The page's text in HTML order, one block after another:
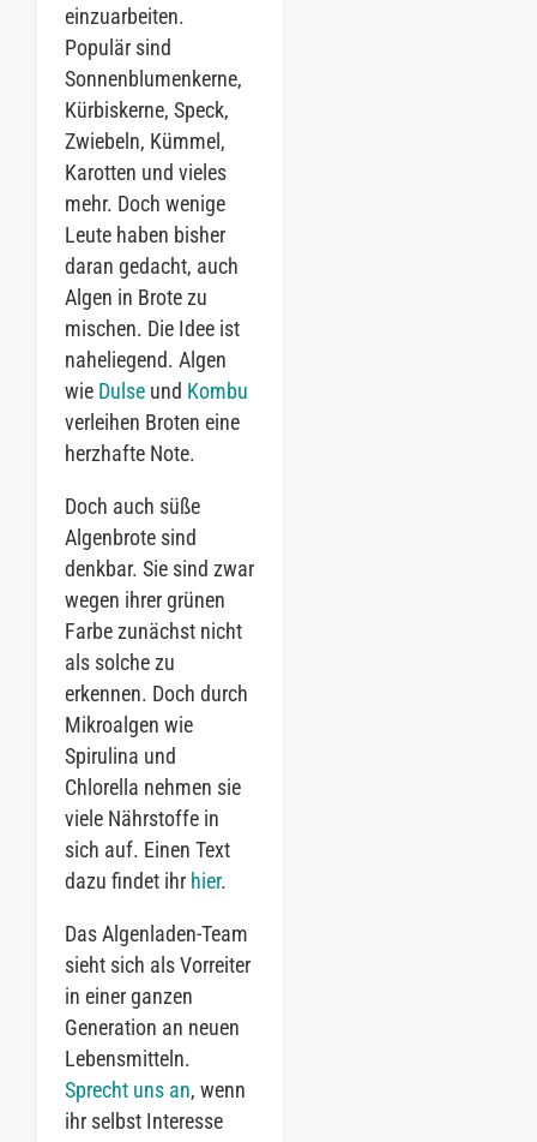
einzuarbeiten.
Populär sind
Sonnenblumenkerne,
Kürbiskerne, Speck,
Zwiebeln, Kümmel,
Karotten und vieles
mehr. Doch wenige
Leute haben bisher
daran gedacht, auch
Algen in Brote zu
mischen. Die Idee ist
naheliegend. Algen
wie Dulse und Kombu
verleihen Broten eine
herzhafte Note.
Doch auch süße
Algenbrote sind
denkbar. Sie sind zwar
wegen ihrer grünen
Farbe zunächst nicht
als solche zu
erkennen. Doch durch
Mikroalgen wie
Spirulina und
Chlorella nehmen sie
viele Nährstoffe in
sich auf. Einen Text
dazu findet ihr hier.
Das Algenladen-Team
sieht sich als Vorreiter
in einer ganzen
Generation an neuen
Lebensmitteln.
Sprecht uns an, wenn
ihr selbst Interesse